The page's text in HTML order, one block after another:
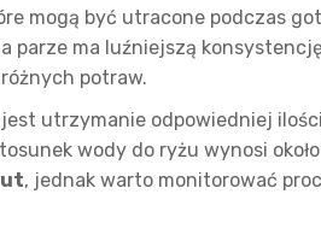
mogą być utracone podczas
parze ma luźniejszą
potraw.
utrzymanie odpowiedniej
wody do ryżu wynosi około
, jednak warto monitorować